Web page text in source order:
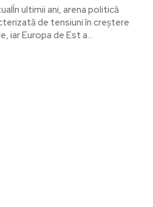
ultimii ani, arena politică
de tensiuni în creștere
iar Europa de Est a...